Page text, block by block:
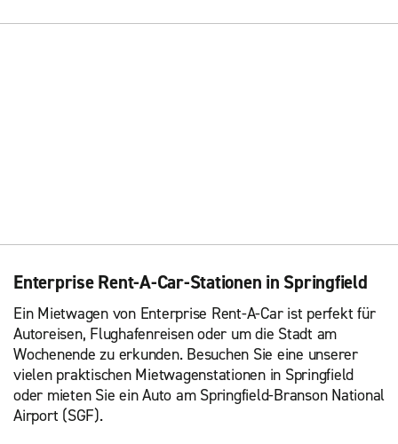
Enterprise Rent-A-Car-Stationen in Springfield
Ein Mietwagen von Enterprise Rent-A-Car ist perfekt für
Autoreisen, Flughafenreisen oder um die Stadt am
Wochenende zu erkunden. Besuchen Sie eine unserer
vielen praktischen Mietwagenstationen in Springfield
oder mieten Sie ein Auto am Springfield-Branson National
Airport (SGF).